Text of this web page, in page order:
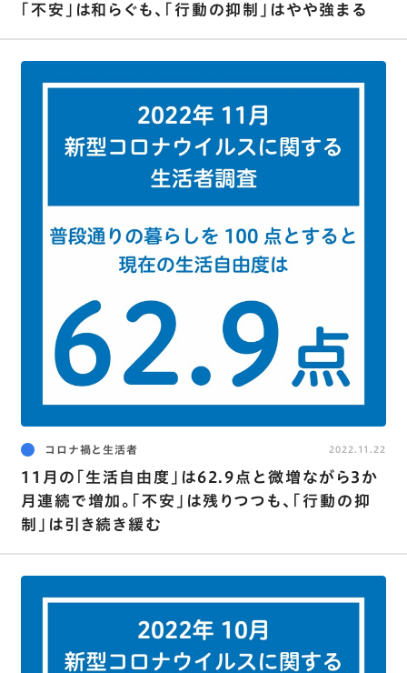
｢不安｣は和らぐも､｢行動の抑制｣はやや強まる
コロナ禍と生活者
11月の｢生活自由度｣は62.9点と微増ながら3か
月連続で増加。｢不安｣は残りつつも､｢行動の抑
制｣は引き続き緩む
2022.11.22